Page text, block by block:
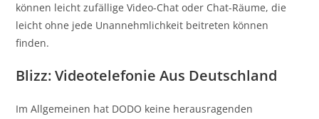
können leicht zufällige Video-Chat oder Chat-Räume, die
leicht ohne jede Unannehmlichkeit beitreten können
finden.
Blizz: Videotelefonie Aus Deutschland
Im Allgemeinen hat DODO keine herausragenden